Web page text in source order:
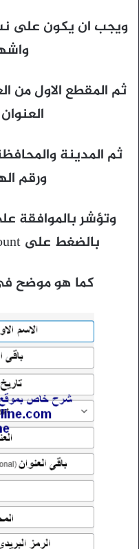
ثم المقطع الاول من
ثم المدينة
ورقم
وتؤشر بالموافقة
بالضغط على Agree and Create Account
كما هو موضح فى